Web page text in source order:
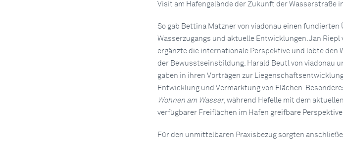
Visit am Hafengelände der Zukunft der Wasserstraße
So gab Bettina Matzner von viadonau einen fundierten
Wasserzugangs und aktuelle Entwicklungen. Jan
ergänzte die internationale Perspektive und lobte den
der Bewusstseinsbildung. Harald Beutl von viadonau
gaben in ihren Vorträgen zur
Entwicklung und Vermarktung von Flächen.
Wohnen am Wasser, während Hefelle mit dem
verfügbarer Freiflächen im Hafen greifbare
Für den unmittelbaren Praxisbezug sorgten